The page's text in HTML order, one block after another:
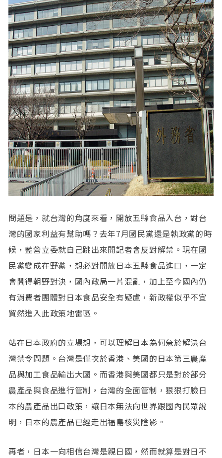
問題是，就台灣的角度來看，開放五縣食品入台，對台
灣的國家利益有幫助嗎？去年7月國民黨還是執政黨的時
候，藍營立委就自己跳出來開記者會反對解禁。現在國
民黨變成在野黨，想必對開放日本五縣食品進口，一定
會鬧得朝野對決，國內政局一片混亂，加上至今國內仍
有消費者團體對日本食品安全有疑慮，新政權似乎不宜
貿然進入此政策地雷區。
站在日本政府的立場想，可以理解日本為何急於解決台
灣禁令問題。台灣是僅次於香港、美國的日本第三農產
品與加工食品輸出大國。而香港與美國都只是對於部分
農產品與食品進行管制，台灣的全面管制，狠狠打臉日
本的農產品出口政策，讓日本無法向世界跟國內民眾說
明，日本的農產品已經走出福島核災陰影。
再者，日本一向相信台灣是親日國，然而就算是對日不